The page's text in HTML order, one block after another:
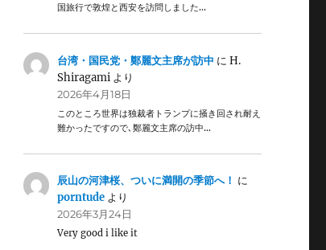
国旅行で敦煌と西安を訪問しました…
台湾・国民党・鄭麗文主席が訪中 にH.
Shiragami より
2026年4月18日
このところ世界は独裁者トランプに掻き回され耐え
難かったですので､鄭麗文主席の訪中…
辰山の河津桜、ついに満開の季節へ！ に
porntude より
2026年3月24日
Very good i like it